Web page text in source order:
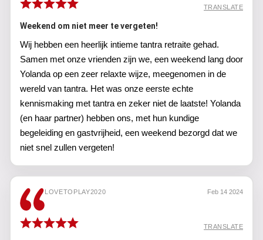
TRANSLATE
Weekend om niet meer te vergeten!
Wij hebben een heerlijk intieme tantra retraite gehad.
Samen met onze vrienden zijn we, een weekend lang door
Yolanda op een zeer relaxte wijze, meegenomen in de
wereld van tantra. Het was onze eerste echte
kennismaking met tantra en zeker niet de laatste! Yolanda
(en haar partner) hebben ons, met hun kundige
begeleiding en gastvrijheid, een weekend bezorgd dat we
niet snel zullen vergeten!
LOVETOPLAY2020 Feb 14 2024
TRANSLATE